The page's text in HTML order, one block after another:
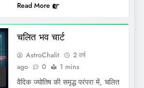
Read More
चलित भव चार्ट
AstroChalit
2 वर्ष
ago
0 1 mins
वैदिक ज्योतिष की समृद्ध परंपरा में, चलित